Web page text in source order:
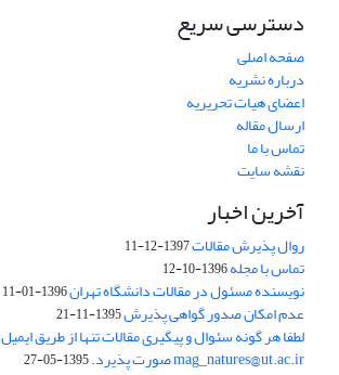
دسترسی سریع
صفحه اصلی
درباره نشریه
اعضای هیات تحریریه
ارسال مقاله
تماس با ما
نقشه سایت
آخرین اخبار
روال پذیرش مقالات1397-12-11
تماس با مجله1396-10-12
نویسنده مسئول در مقالات دانشگاه تهران1396-01-11
عدم امکان صدور گواهی پذیرش1395-11-21
لطفا هر گونه سئوال و پیگیری مقالات تنها از طریق
mag_natures@ut.ac.ir صورت پذیرد. 1395-05-27